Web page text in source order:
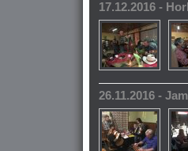
17.12.2016 -
26.11.2016 -